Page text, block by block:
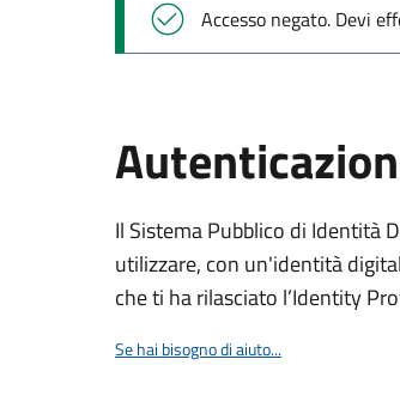
Accesso negato. Devi
Il Sistema Pubblico di Identità
utilizzare, con un'identità
che ti ha rilasciato l’Identity
Se hai bisogno di aiuto...